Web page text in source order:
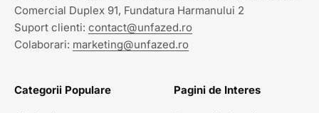
Comercial Duplex 91, Fundatura Harmanului 2
Suport clienti: contact@unfazed.ro
Colaborari: marketing@unfazed.ro
Categorii Populare Pagini de Interes